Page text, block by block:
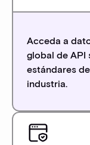
Acceda a
global de API
estándares
industria.